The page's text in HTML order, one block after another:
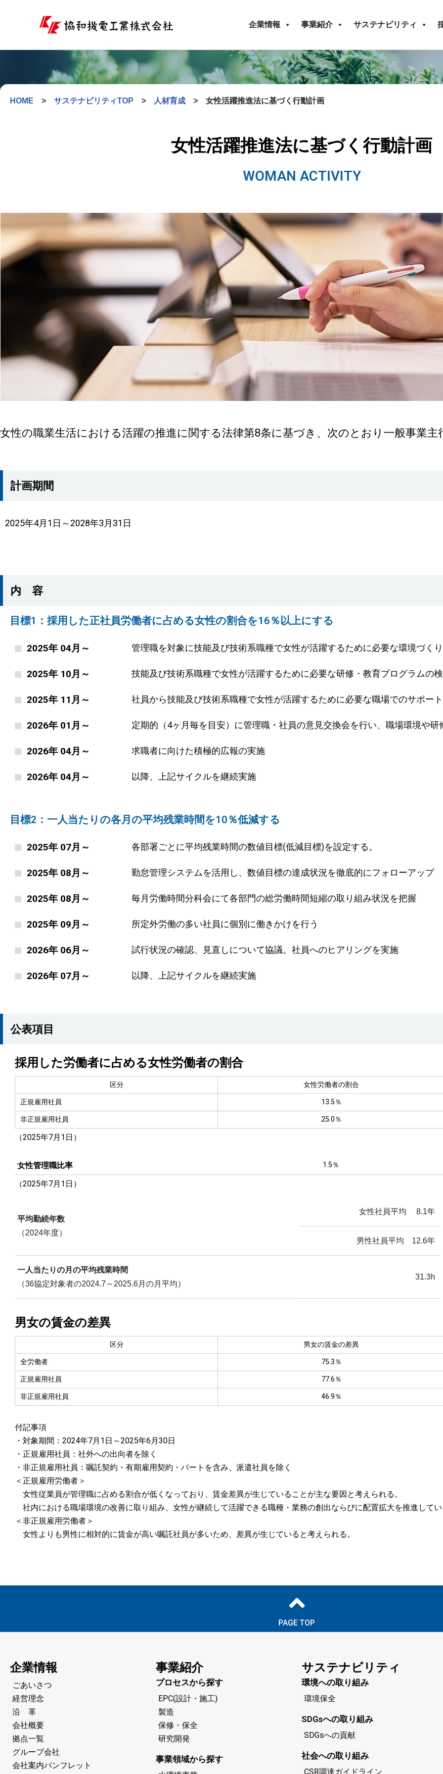
企業情報 事業紹介 サステナビリティ
HOME > サステナビリティTOP > 人材育成 > 女性活躍推進法に基づく行動計画
女性活躍推進法に基づく行動計画
WOMAN ACTIVITY
女性の職業生活における活躍の推進に関する法律第8条に基づき、次のとおり一般事業主
計画期間
2025年4月1日～2028年3月31日
内 容
目標1：採用した正社員労働者に占める女性の割合を16％以上にする
2025年 04月～ 管理職を対象に技能及び技術系職種で女性が活躍するために必要な環境づく
2025年 10月～ 技能及び技術系職種で女性が活躍するために必要な研修・教育プログラムの
2025年 11月～ 社員から技能及び技術系職種で女性が活躍するために必要な職場でのサポー
2026年 01月～ 定期的（4ヶ月毎を目安）に管理職・社員の意見交換会を行い、職場環境や
2026年 04月～ 求職者に向けた積極的広報の実施
2026年 04月～ 以降、上記サイクルを継続実施
目標2：一人当たりの各月の平均残業時間を10％低減する
2025年 07月～ 各部署ごとに平均残業時間の数値目標(低減目標)を設定する。
2025年 08月～ 勤怠管理システムを活用し、数値目標の達成状況を徹底的にフォローアップ
2025年 08月～ 毎月労働時間分科会にて各部門の総労働時間短縮の取り組み状況を把握
2025年 09月～ 所定外労働の多い社員に個別に働きかけを行う
2026年 06月～ 試行状況の確認、見直しについて協議。社員へのヒアリングを実施
2026年 07月～ 以降、上記サイクルを継続実施
公表項目
採用した労働者に占める女性労働者の割合
区分 女性労働者の割合
正規雇用社員 13.5％
非正規雇用社員 25.0％
（2025年7月1日）
女性管理職比率 1.5％
（2025年7月1日）
平均勤続年数
（2024年度）
女性社員平均 8.1年
男性社員平均 12.6年
一人当たりの月の平均残業時間
（36協定対象者の2024.7～2025.6月の月平均）
31.3h
男女の賃金の差異
区分 男女の賃金の差異
全労働者 75.3％
正規雇用社員 77.6％
非正規雇用社員 46.9％
付記事項
・対象期間：2024年7月1日～2025年6月30日
・正規雇用社員：社外への出向者を除く
・非正規雇用社員：嘱託契約・有期雇用契約・パートを含み、派遣社員を除く
＜正規雇用労働者＞
女性従業員が管理職に占める割合が低くなっており、賃金差異が生じていることが主な要因と考えられる。
社内における職場環境の改善に取り組み、女性が継続して活躍できる職種・業務の創出ならびに配置拡大を推進して
＜非正規雇用労働者＞
女性よりも男性に相対的に賃金が高い嘱託社員が多いため、差異が生じていると考えられる。
PAGE TOP
企業情報
ごあいさつ
経営理念
沿 革
会社概要
拠点一覧
グループ会社
会社案内パンフレット
事業紹介
プロセスから探す
EPC(設計・施工)
製造
保修・保全
研究開発
事業領域から探す
サステナビリティ
環境への取り組み
環境保全
SDGsへの取り組み
SDGsへの貢献
社会への取り組み
CSR調達ガイドライン